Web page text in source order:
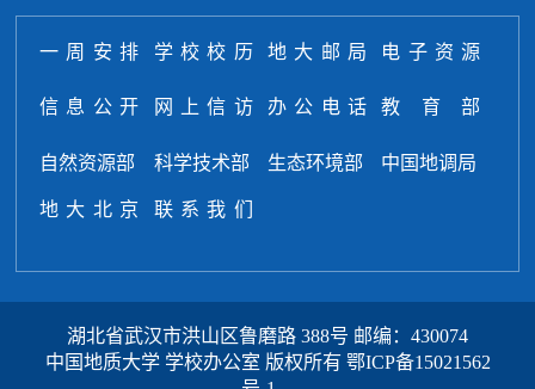
一周安排 学校校历 地大邮局 电子资源
信息公开 网上信访 办公电话 教育部
自然资源部 科学技术部 生态环境部 中国地调局
地大北京 联系我们
湖北省武汉市洪山区鲁磨路 388号 邮编：430074
中国地质大学 学校办公室 版权所有 鄂ICP备15021562